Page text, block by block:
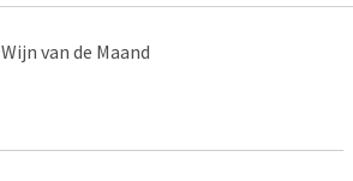
Wijn van de Maand